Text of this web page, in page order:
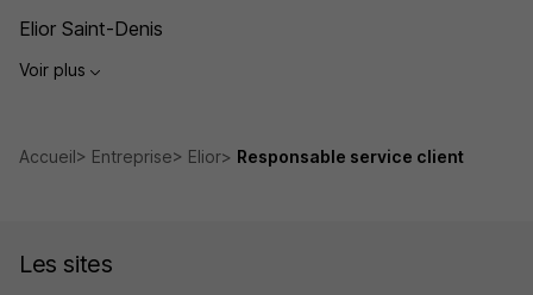
Elior Saint-Denis
Voir plus
Accueil Entreprise Elior Responsable service client
Les sites